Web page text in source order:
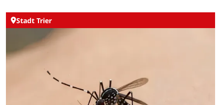
Stadt Trier